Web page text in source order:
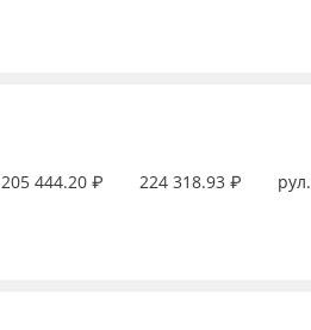
205 444.20 ₽ 224 318.93 ₽ рул.